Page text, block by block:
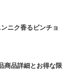
ニク香るビンチョ
商品詳細とお得な限